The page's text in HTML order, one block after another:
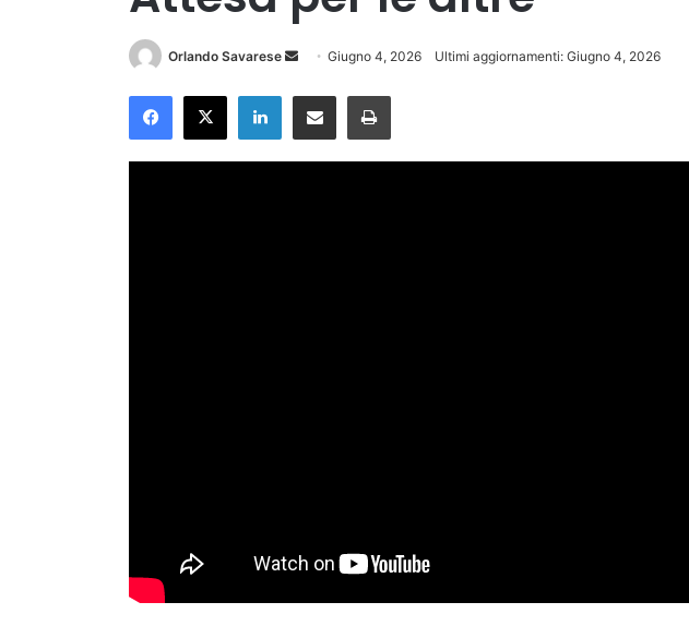
Orlando Savarese
Invia Giugno 4, 2026 Ultimi aggiornamenti: Giugno 4, 2026
Facebook
X LinkedIn
Condividi via EmailStampa